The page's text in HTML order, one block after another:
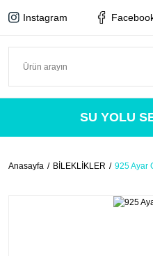
Instagram
SU YOLU
Anasayfa BİLEKLİKLER 925 Ayar